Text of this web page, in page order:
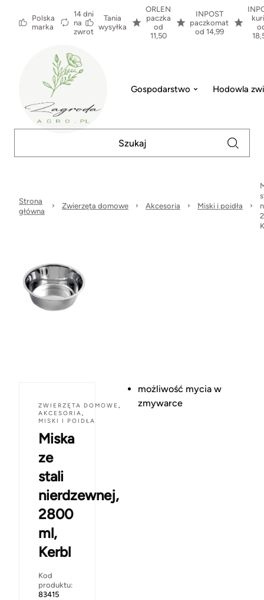
Polska
marka
14 dni
na
zwrot
Tania
wysyłka
ORLEN
paczka
od
11,50
INPOST
paczkomat
od 14,99
Gospodarstwo Hodowla
Strona
główna
Zwierzęta domowe Akcesoria Miski i poidła
ZWIERZĘTA DOMOWE ,
AKCESORIA,
MISKI I POIDŁA
Miska
ze
stali
nierdzewnej,
2800
ml,
Kerbl
Kod
produktu:
83415
możliwość mycia w
zmywarce